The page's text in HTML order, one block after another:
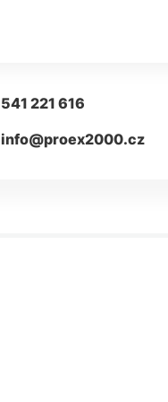
541 221 616
info@proex2000.cz